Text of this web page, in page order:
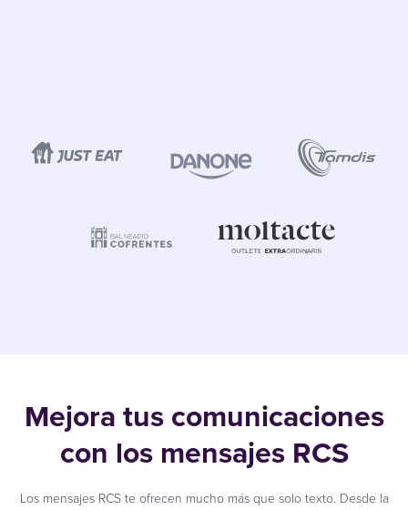
Mejora tus comunicaciones
con los mensajes RCS
Los mensajes RCS te ofrecen mucho más que solo texto. Desde la